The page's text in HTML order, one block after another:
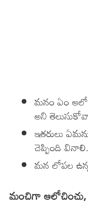
మనం ఏం
అని
ఇతరులు
చెప్పింది వినాలి.
మన లోపల
మంచిగా ఆలోచించు,